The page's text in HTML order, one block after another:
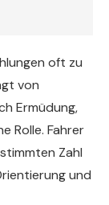
oft zu
von
Ermüdung,
Rolle. Fahrer
Zahl
und